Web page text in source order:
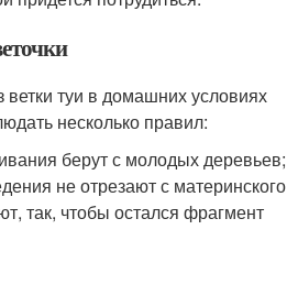
туи в домашних условиях
несколько правил:
берут с молодых деревьев;
не отрезают с материнского
так, чтобы остался фрагмент